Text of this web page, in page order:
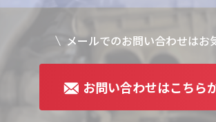
メールでのお問い合わせはお
お問い合わせはこちら